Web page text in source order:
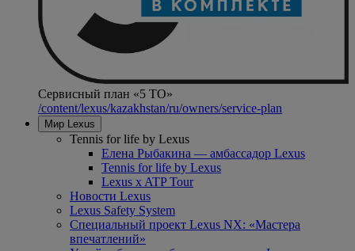
Сервисный план «5 ТО»
/content/lexus/kazakhstan/ru/owners/service-plan
Мир Lexus
Tennis for life by Lexus
Елена Рыбакина — амбассадор Lexus
Tennis for life by Lexus
Lexus x ATP Tour
Новости Lexus
Lexus Safety System
Специальный проект Lexus NX: «Мастера
впечатлений»